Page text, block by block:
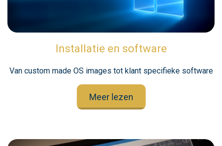
Installatie en software
Van custom made OS images tot klant specifieke software
Meer lezen